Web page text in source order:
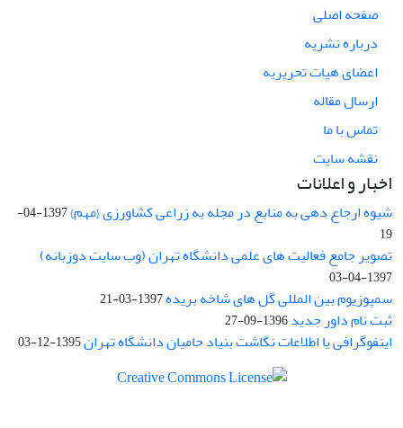
صفحه اصلی
درباره نشریه
اعضای هیات تحریریه
ارسال مقاله
تماس با ما
نقشه سایت
اخبار و اعلانات
شیوه ارجاع دهی به منابع در مجله به زراعی کشاورزی {مهم}
1397-04-
19
تصویر جامع فعالیت های علمی دانشگاه تهران (وب سایت دوزبانه)
1397-04-03
سمپوزیوم بین المللی گل های شاخه بریده1397-03-21
ثبت نام داور جدید1396-09-27
اینفوگرافی یا اطلاعات نگاشت بنیاد حامیان دانشگاه تهران1395-12-03